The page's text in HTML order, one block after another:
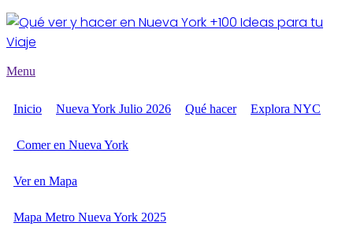
Menu
Inicio Nueva York Julio 2026 Qué hacer Explora NYC
Comer en Nueva York
Ver en Mapa
Mapa Metro Nueva York 2025